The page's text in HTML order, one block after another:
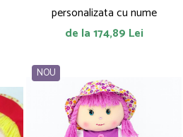
personalizata cu nume
de la 174,89 Lei
NOU